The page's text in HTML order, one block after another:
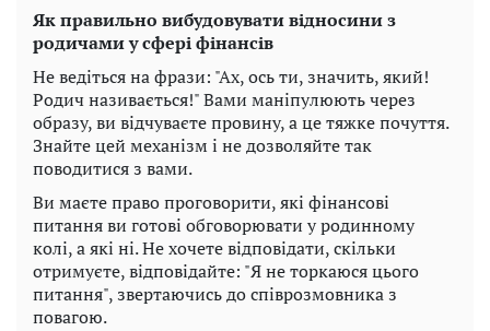
Як правильно вибудовувати відносини з
родичами у сфері фінансів
Не ведіться на фрази: "Ах, ось ти, значить, який!
Родич називається!" Вами маніпулюють через
образу, ви відчуваєте провину, а це тяжке почуття.
Знайте цей механізм і не дозволяйте так
поводитися з вами.
Ви маєте право проговорити, які фінансові
питання ви готові обговорювати у родинному
колі, а які ні. Не хочете відповідати, скільки
отримуєте, відповідайте: "Я не торкаюся цього
питання", звертаючись до співрозмовника з
повагою.